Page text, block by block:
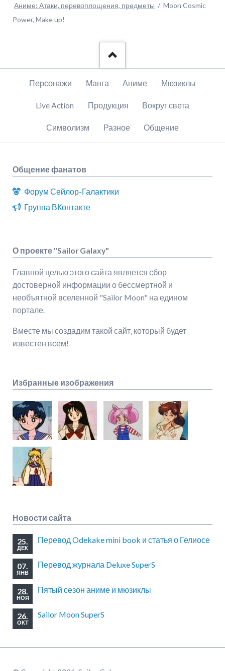
Аниме: Атаки, перевоплощения, предметы
Moon Cosmic
Power, Make up!
Пропустить
Персонажи Манга Аниме Мюзиклы
Live Action Продукция Вокруг света
Символизм Разное Общение
Общение фанатов
Форум Сейлор-Галактики
Группа ВКонтакте
О проекте "Sailor Galaxy"
Главной целью этого сайта является сбор
достоверной информации о бессмертной и
необъятной вселенной "Sailor Moon" на едином
портале.
Вместе мы создадим такой сайт, который будет
известен всем!
Избранные изображения
Новости сайта
25.
ДЕК
Перевод Odekake mini book и статья о Гелиосе
07.
ЯНВ
Перевод журнала Deluxe SuperS
28.
НОЯ
Пятый сезон аниме и мюзиклы
26.
ОКТ
Sailor Moon SuperS